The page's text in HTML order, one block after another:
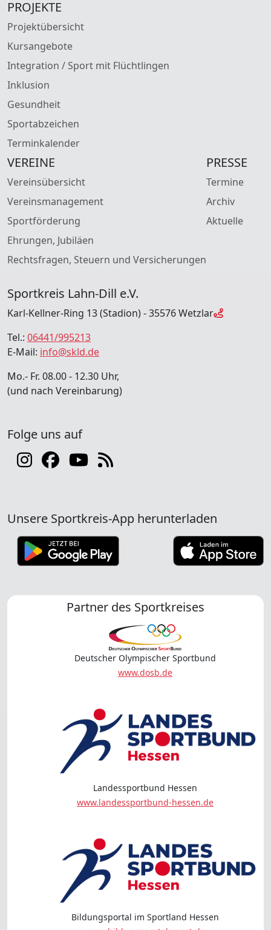
PROJEKTE
Projektübersicht
Kursangebote
Integration / Sport mit Flüchtlingen
Inklusion
Gesundheit
Sportabzeichen
Terminkalender
VEREINE
Vereinsübersicht
Vereinsmanagement
Sportförderung
Ehrungen, Jubiläen
Rechtsfragen, Steuern und Versicherungen
PRESSE
Termine
Archiv
Aktuelle
Sportkreis Lahn-Dill e.V.
Karl-Kellner-Ring 13 (Stadion) - 35576 Wetzlar
Tel.: 06441/995213
E-Mail: info@skld.de
Mo.- Fr. 08.00 - 12.30 Uhr,
(und nach Vereinbarung)
Folge uns auf
Unsere Sportkreis-App herunterladen
Partner des Sportkreises
Deutscher Olympischer Sportbund
www.dosb.de
Landessportbund Hessen
www.landessportbund-hessen.de
Bildungsportal im Sportland Hessen